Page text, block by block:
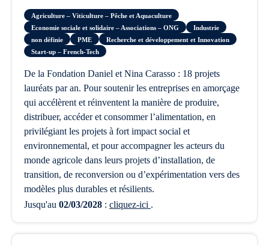
Agriculture – Viticulture – Pêche et Aquaculture
Economie sociale et solidaire – Associations – ONG
Industrie
non définie
PME
Recherche et développement et Innovation
Start-up – French-Tech
de la Fondation Daniel et Nina Carasso : 18 projets
lauréats par an. Pour soutenir les entreprises en amorçage
qui accélèrent et réinventent la manière de produire,
distribuer, accéder et consommer l’alimentation, en
privilégiant les projets à fort impact social et
environnemental, et pour accompagner les acteurs du
monde agricole dans leurs projets d’installation, de
transition, de reconversion ou d’expérimentation vers des
modèles plus durables et résilients.
Jusqu'au 02/03/2028 : cliquez-ici .